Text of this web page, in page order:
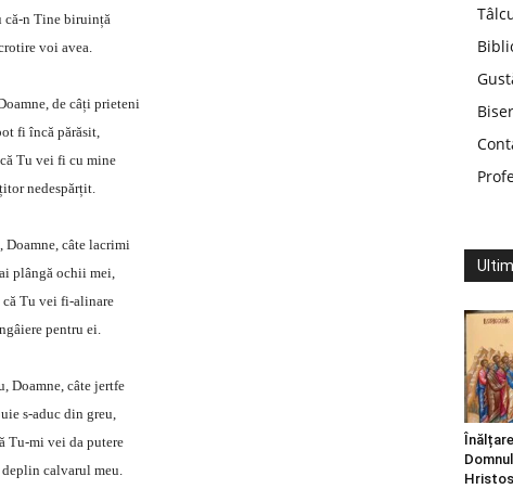
că-n Tine biruință
voi avea.
de câți prieteni
fi încă părăsit,
Tu vei fi cu mine
nedespărțit.
Doamne, câte lacrimi
plângă ochii mei,
că Tu vei fi-alinare
pentru ei.
Doamne, câte jertfe
s-aduc din greu,
Tu-mi vei da putere
deplin calvarul meu.
Hristos